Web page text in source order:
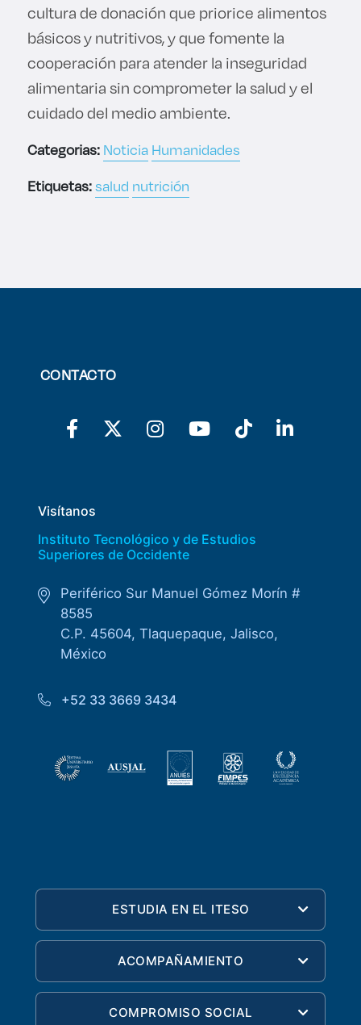
cultura de donación que priorice alimentos
básicos y nutritivos, y que fomente la
cooperación para atender la inseguridad
alimentaria sin comprometer la salud y el
cuidado del medio ambiente.
Categorias:Noticia Humanidades
Etiquetas:salud nutrición
CONTACTO
Visítanos
Instituto Tecnológico y de Estudios
Superiores de Occidente
Periférico Sur Manuel Gómez Morín #
8585
C.P. 45604, Tlaquepaque, Jalisco,
México
+52 33 3669 3434
ESTUDIA EN EL ITESO
ACOMPAÑAMIENTO
COMPROMISO SOCIAL